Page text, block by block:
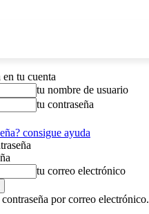
tu cuenta
tu nombre de usuario
tu contraseña
consigue ayuda
tu correo electrónico
por correo electrónico.